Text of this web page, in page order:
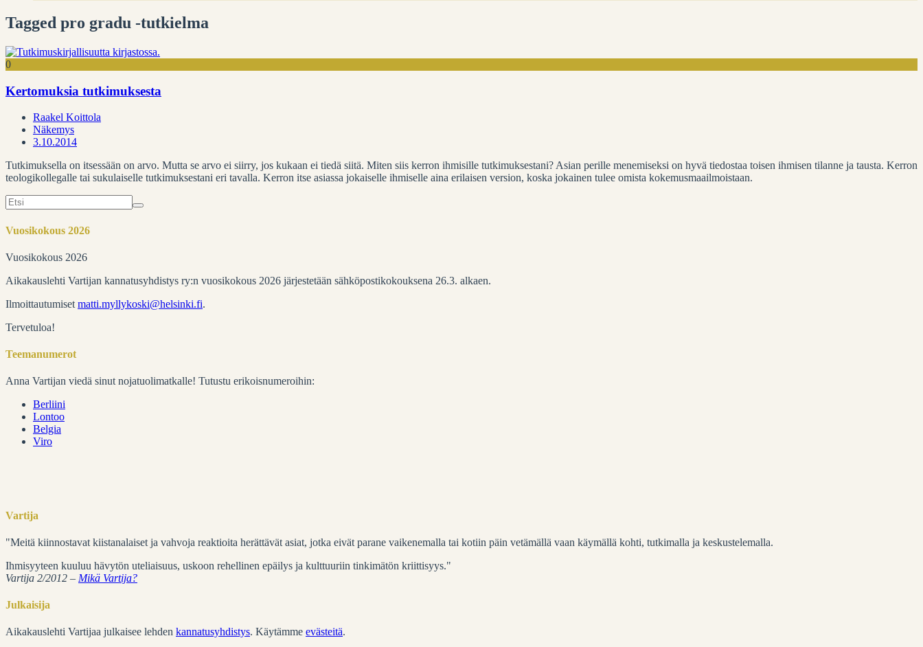
Tagged pro gradu -tutkielma
0
Kertomuksia tutkimuksesta
Raakel Koittola
Näkemys
3.10.2014
Tutkimuksella on itsessään on arvo. Mutta se arvo ei siirry, jos kukaan ei tiedä siitä. Miten siis kerron ihmisille tutkimuksestani? Asian perille menemiseksi on hyvä tiedostaa toisen ihmisen tilanne ja tausta. Kerron
teologikollegalle tai sukulaiselle tutkimuksestani eri tavalla. Kerron itse asiassa jokaiselle ihmiselle aina erilaisen version, koska jokainen tulee omista kokemusmaailmoistaan.
Search
for:
Vuosikokous 2026
Vuosikokous 2026
Aikakauslehti Vartijan kannatusyhdistys ry:n vuosikokous 2026 järjestetään sähköpostikokouksena 26.3. alkaen.
Ilmoittautumiset matti.myllykoski@helsinki.fi.
Tervetuloa!
Teemanumerot
Anna Vartijan viedä sinut nojatuolimatkalle! Tutustu erikoisnumeroihin:
Berliini
Lontoo
Belgia
Viro
Vartija
"Meitä kiinnostavat kiistanalaiset ja vahvoja reaktioita herättävät asiat, jotka eivät parane vaikenemalla tai kotiin päin vetämällä vaan käymällä kohti, tutkimalla ja keskustelemalla.
Ihmisyyteen kuuluu hävytön uteliaisuus, uskoon rehellinen epäilys ja kulttuuriin tinkimätön kriittisyys."
Vartija 2/2012 – Mikä Vartija?
Julkaisija
Aikakauslehti Vartijaa julkaisee lehden kannatusyhdistys. Käytämme evästeitä.